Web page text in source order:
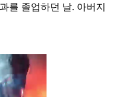
를 졸업하던 날. 아버지